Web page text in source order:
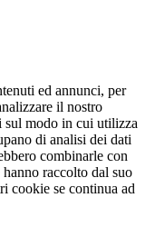
ed annunci, per
il nostro
modo in cui utilizza
di analisi dei dati
combinarle con
raccolto dal suo
cookie se continua ad